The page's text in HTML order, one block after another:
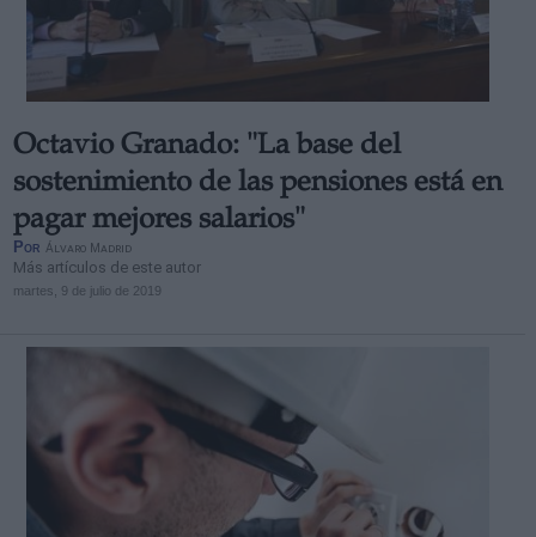
Octavio Granado: "La base del
sostenimiento de las pensiones está en
pagar mejores salarios"
Por Álvaro Madrid
Más artículos de este autor
martes, 9 de julio de 2019